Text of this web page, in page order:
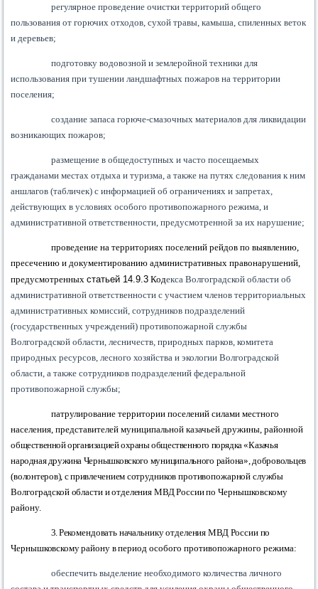
регулярное проведение очистки территорий общего
пользования от горючих отходов, сухой травы, камыша, спиленных веток
и деревьев;
подготовку водовозной и землеройной техники для
использования при тушении ландшафтных пожаров на территории
поселения;
создание запаса горюче-смазочных материалов для ликвидации
возникающих пожаров;
размещение в общедоступных и часто посещаемых
гражданами местах отдыха и туризма, а также на путях следования к ним
аншлагов (табличек) с информацией об ограничениях и запретах,
действующих в условиях особого противопожарного режима, и
административной ответственности, предусмотренной за их нарушение;
проведение на территориях поселений рейдов по выявлению,
пресечению и документированию административных правонарушений,
предусмотренныхстатьей 14.9.3 Кодекса Волгоградской области об
административной ответственности с участием членов территориальных
административных комиссий, сотрудников подразделений
(государственных учреждений) противопожарной службы
Волгоградской области, лесничеств, природных парков, комитета
природных ресурсов, лесного хозяйства и экологии Волгоградской
области, а также сотрудников подразделений федеральной
противопожарной службы;
патрулирование территории поселений силами местного
населения, представителей муниципальной казачьей дружины, районной
общественной организацией охраны общественного порядка «Казачья
народная дружина Чернышковского муниципального района», добровольцев
(волонтеров), с привлечением сотрудников противопожарной службы
Волгоградской области и отделения МВД Россиипо Чернышковскому
району.
3. Рекомендовать начальнику отделения МВД России по
Чернышковскому району впериод особого противопожарного режима:
обеспечить выделение необходимого количества личного